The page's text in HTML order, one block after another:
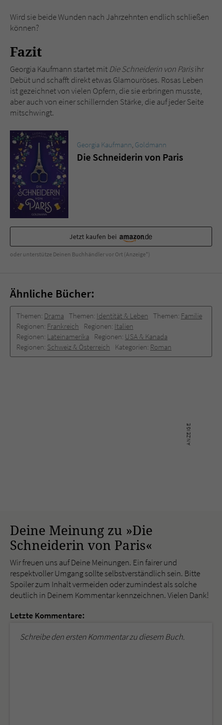
Wird sie beide Wunden nach Jahrzehnten endlich schließen
können?
Fazit
Georgia Kaufmann startet mit Die Schneiderin von Parisihr
Debüt und schafft direkt etwas Glamouröses. Rosas Leben
ist gezeichnet von vielen Opfern, die sie erbringen musste,
aber auch von einer schillernden Stärke, die auf jeder Seite
mitschwingt.
Georgia Kaufmann Goldmann
Die Schneiderin von Paris
Jetzt kaufen bei
oder unterstütze Deinen Buchhändler vor Ort (Anzeige*)
Ähnliche Bücher:
Themen: Drama Themen: Identität & Leben Themen: Familie
Regionen: Frankreich Regionen: Italien
Regionen: Lateinamerika Regionen: USA & Kanada
Regionen: Schweiz & Österreich Kategorien: Roman
Deine Meinung zu »Die
Schneiderin von Paris«
Wir freuen uns auf Deine Meinungen. Ein fairer und
respektvoller Umgang sollte selbstverständlich sein. Bitte
Spoiler zum Inhalt vermeiden oder zumindest als solche
deutlich in Deinem Kommentar kennzeichnen. Vielen Dank!
Letzte Kommentare:
Schreibe den ersten Kommentar zu diesem Buch.